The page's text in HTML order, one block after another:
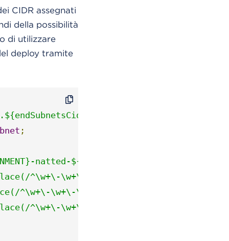
CIDR assegnati
della possibilità
di utilizzare
deploy tramite
;
natted-
^\w+\-\w+\-\d/,'').toUpperCase()}-
^\w+\-\w+\-\d/,'').toUpperCase()}-
^\w+\-\w+\-\d/,'').toUpperCase()}-